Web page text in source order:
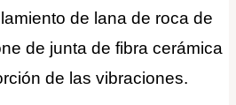
de lana de roca de
de junta de fibra cerámica
de las vibraciones.